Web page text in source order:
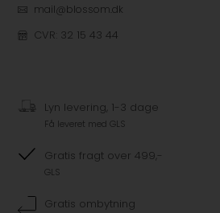
mail@blossom.dk
CVR: 32 15 43 44
Lyn levering, 1-3 dage
Få leveret med GLS
Gratis fragt over 499,-
GLS
Gratis ombytning